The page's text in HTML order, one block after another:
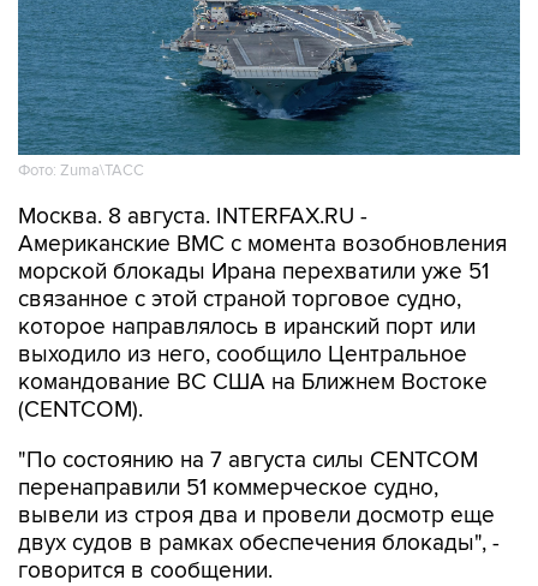
Фото: Zuma\ТАСС
Москва. 8 августа. INTERFAX.RU -
Американские ВМС с момента возобновления
морской блокады Ирана перехватили уже 51
связанное с этой страной торговое судно,
которое направлялось в иранский порт или
выходило из него, сообщило Центральное
командование ВС США на Ближнем Востоке
(CENTCOM).
"По состоянию на 7 августа силы CENTCOM
перенаправили 51 коммерческое судно,
вывели из строя два и провели досмотр еще
двух судов в рамках обеспечения блокады", -
говорится в сообщении.